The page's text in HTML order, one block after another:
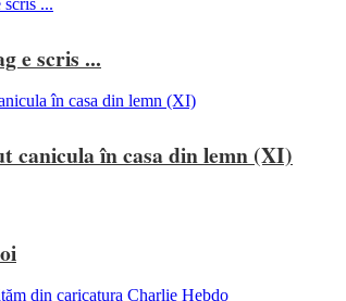
e scris ...
canicula în casa din lemn (XI)